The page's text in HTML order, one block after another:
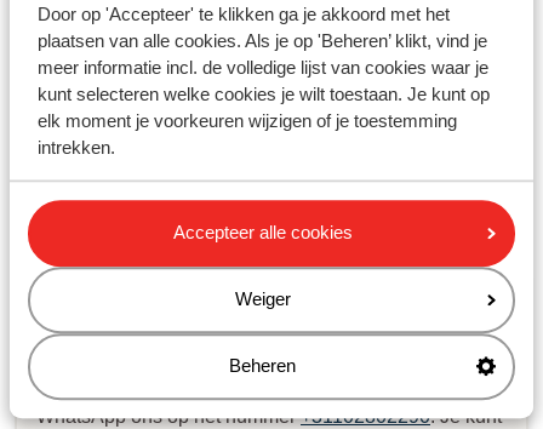
Door op 'Accepteer' te klikken ga je akkoord met het
plaatsen van alle cookies. Als je op 'Beheren’ klikt, vind je
meer informatie incl. de volledige lijst van cookies waar je
kunt selecteren welke cookies je wilt toestaan. Je kunt op
elk moment je voorkeuren wijzigen of je toestemming
intrekken.
Accepteer alle cookies
Weiger
Beheren
Heb ik recht op restitutie als ik (gedeeltelijk) geen gebruik
maak van mijn skipas?
Kan ik een persoon bijboeken?
Heb jij jouw antwoord niet
gevonden?
WhatsApp ons op het nummer+31102802290. Je kunt